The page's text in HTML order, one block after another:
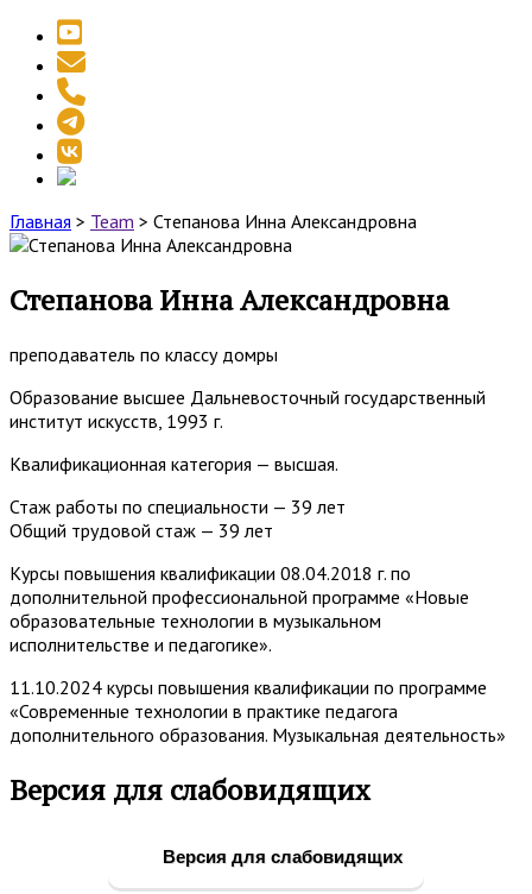
youtube
email
telegram
vk
social_icon_custom_1
Главная > Team > Степанова Инна Александровна
Степанова Инна Александровна
преподаватель по классу домры
Образование высшее Дальневосточный государственный
институт искусств, 1993 г.
Квалификационная категория — высшая.
Стаж работы по специальности — 39 лет
Общий трудовой стаж — 39 лет
Курсы повышения квалификации 08.04.2018 г. по
дополнительной профессиональной программе «Новые
образовательные технологии в музыкальном
исполнительстве и педагогике».
11.10.2024 курсы повышения квалификации по программе
«Современные технологии в практике педагога
дополнительного образования. Музыкальная деятельность»
Основная
Версия для слабовидящих
Версия для слабовидящих